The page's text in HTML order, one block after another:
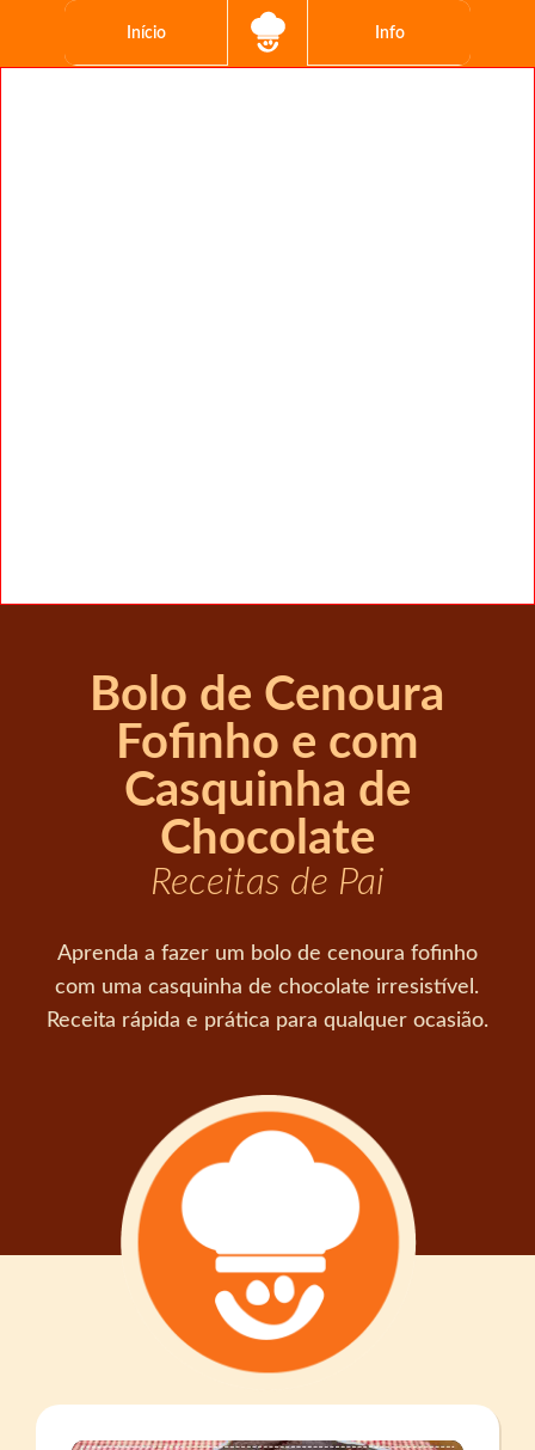
Início Info
Bolo de Cenoura
Fofinho e com
Casquinha de
Chocolate
Receitas de Pai
Aprenda a fazer um bolo de cenoura fofinho
com uma casquinha de chocolate irresistível.
Receita rápida e prática para qualquer ocasião.